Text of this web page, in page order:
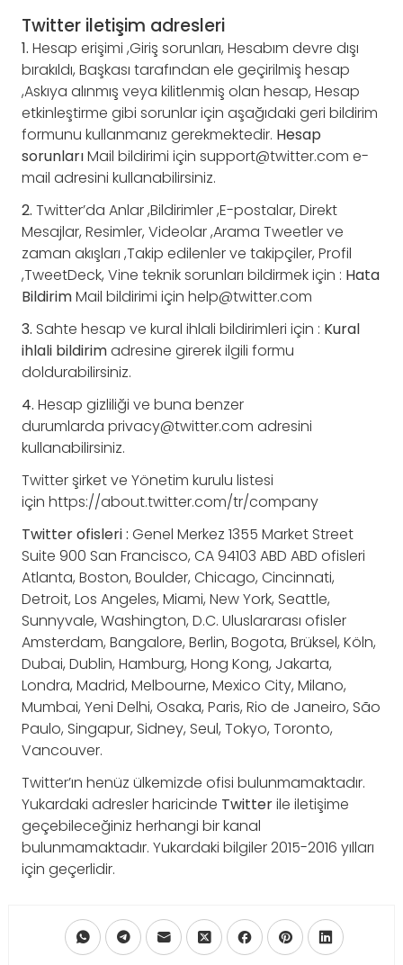
Twitter iletişim adresleri
1. Hesap erişimi ,Giriş sorunları, Hesabım devre dışı
bırakıldı, Başkası tarafından ele geçirilmiş hesap
,Askıya alınmış veya kilitlenmiş olan hesap, Hesap
etkinleştirme gibi sorunlar için aşağıdaki geri bildirim
formunu kullanmanız gerekmektedir. Hesap
sorunlarıMail bildirimi için support@twitter.com e-
mail adresini kullanabilirsiniz.
2. Twitter’da Anlar ,Bildirimler ,E-postalar, Direkt
Mesajlar, Resimler, Videolar ,Arama Tweetler ve
zaman akışları ,Takip edilenler ve takipçiler, Profil
,TweetDeck, Vine teknik sorunları bildirmek için : Hata
BildirimMail bildirimi için help@twitter.com
3. Sahte hesap ve kural ihlali bildirimleri için : Kural
ihlali bildirimadresine girerek ilgili formu
doldurabilirsiniz.
4. Hesap gizliliği ve buna benzer
durumlarda privacy@twitter.com adresini
kullanabilirsiniz.
Twitter şirket ve Yönetim kurulu listesi
için https://about.twitter.com/tr/company
Twitter ofisleri : Genel Merkez 1355 Market Street
Suite 900 San Francisco, CA 94103 ABD ABD ofisleri
Atlanta, Boston, Boulder, Chicago, Cincinnati,
Detroit, Los Angeles, Miami, New York, Seattle,
Sunnyvale, Washington, D.C. Uluslararası ofisler
Amsterdam, Bangalore, Berlin, Bogota, Brüksel, Köln,
Dubai, Dublin, Hamburg, Hong Kong, Jakarta,
Londra, Madrid, Melbourne, Mexico City, Milano,
Mumbai, Yeni Delhi, Osaka, Paris, Rio de Janeiro, São
Paulo, Singapur, Sidney, Seul, Tokyo, Toronto,
Vancouver.
Twitter’ın henüz ülkemizde ofisi bulunmamaktadır.
Yukardaki adresler haricinde Twitterile iletişime
geçebileceğiniz herhangi bir kanal
bulunmamaktadır. Yukardaki bilgiler 2015-2016 yılları
için geçerlidir.